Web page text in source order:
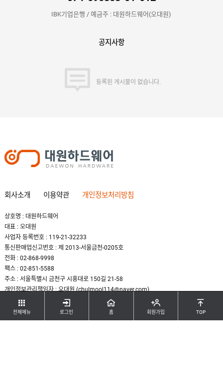
전체메뉴 로그인 홈 회원가입 TOP
IBK기업은행 / 예금주 : 대원하드웨어(오대원)
공지사항
등록된 게시물이 없습니다.
회사소개 이용약관 개인정보처리방침
상호명 : 대원하드웨어
대표 : 오대원
사업자 등록번호 : 119-21-32233
통신판매업신고번호 : 제 2013-서울금천-0205호
전화 : 02-868-9998
팩스 : 02-851-5588
주소 : 서울특별시 금천구 시흥대로 150길 21-58
개인정보관리책임자 : 오대원 (chulmool114@naver.com)
COPYRIGHT(C) DAEWON HARDWARE. ALL RIGHTS RESERBED.